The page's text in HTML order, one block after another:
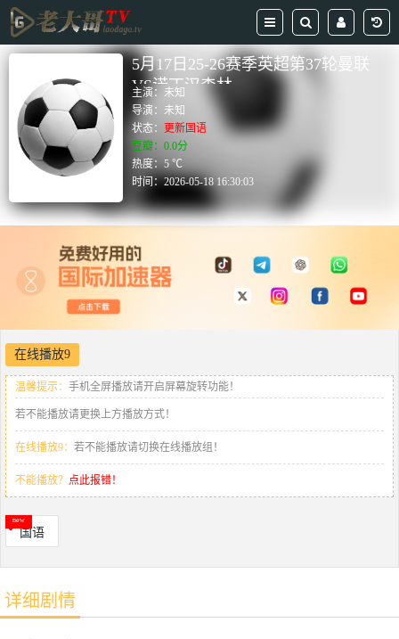
5月17日25-26赛季英超第37轮曼联
VS诺丁汉森林
主演： 未知
导演：未知
状态： 更新国语
豆瓣：0.0分
热度：5 ℃
时间：2026-05-18 16:30:03
在线播放9
温馨提示： 手机全屏播放请开启屏幕旋转功能！
若不能播放请更换上方播放方式！
在线播放9： 若不能播放请切换在线播放组！
不能播放？ 点此报错！
国语
详细剧情